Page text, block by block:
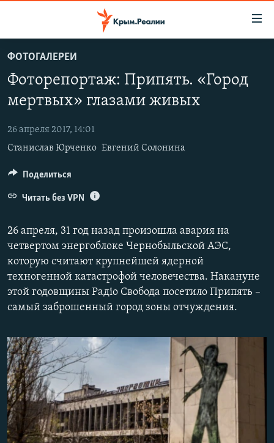
основному
содержанию
Вернутся
Вернутся
поиску
СПЕЦПРОЕКТЫ
ГРУЗ 200
КАРТА ВОЕННЫХ ОБЪЕКТОВ КРЫМА
11 ЛЕТ ОККУПАЦИИ КРЫМА. 11 ИСТОРИЙ СОПРОТИВЛЕНИЯ
ВОДА
ИСТОРИЯ
ЕЩЕ
ИНТЕРАКТИВ
ИНФОГРАФИКА
СОВЕТЫ ПРАВОЗАЩИТНИКОВ
ПРОПАВШИЕ БЕЗ ВЕСТИ
ПОБЕДИТЕЛЕЙ НЕ СУДЯТ?
КРЫМ.НЕПОКОРЕННЫЙ
УКРАИНСКАЯ ПРОБЛЕМА КРЫМА
РАДІО СВОБОДА
КАК ОБОЙТИ БЛОКИРОВКУ
Українською
Qırımtatar
Все сайты RFE/RL
ФОТОГАЛЕРЕИ
Фоторепортаж: Припять. «Город
мертвых» глазами живых
26 апреля 2017, 14:01
Станислав Юрченко Евгений Солонина
26 апреля, 31 год назад произошла авария на
четвертом энергоблоке Чернобыльской АЭС,
которую считают крупнейшей ядерной
техногенной катастрофой человечества. Накануне
этой годовщины Радіо Свобода посетило Припять –
самый заброшенный город зоны отчуждения.
Поделиться
Читать без VPN